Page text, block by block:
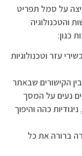
על סמל תפריט
והטכנולוגיה
כגון:
עזר וטכנולוגיות
הקישורים שבאתר
נעים על המסך
כהה והיפוך
ברורה את כל